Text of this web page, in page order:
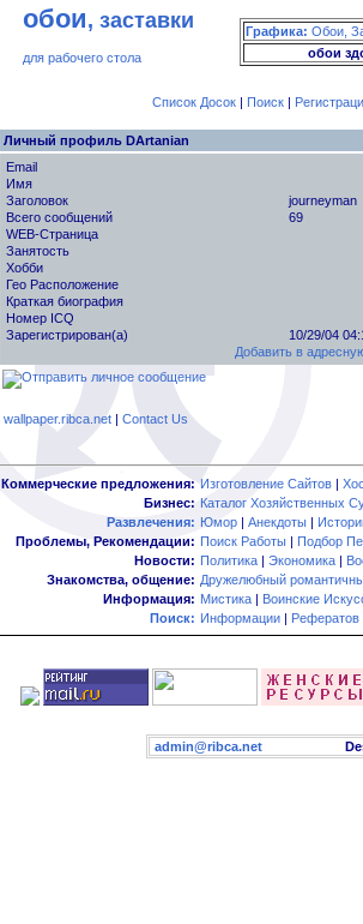
обои, заставки
для рабочего стола
Графика: Обои,
обои
Список Досок | Поиск |
Личный профиль DArtanian
Email
Имя
Заголовок
journeyman
Всего сообщений
69
WEB-Страница
Занятость
Хобби
Гео Расположение
Краткая биография
Номер ICQ
Зарегистрирован(а)
10/29/04
Добавить в
wallpaper.ribca.net| Contact Us
Коммерческие предложения: Изготовление Сайтов |
Бизнес: Каталог Хозяйственных
Развлечения: Юмор | Анекдоты |
Проблемы, Рекомендации: Поиск Работы | Подбор
Новости: Политика | Экономика |
Знакомства, общение: Дружелюбный
Информация: Мистика | Воинские
Поиск: Информации | Рефератов
admin@ribca.net